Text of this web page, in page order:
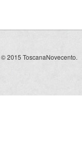
© 2015 ToscanaNovecento.